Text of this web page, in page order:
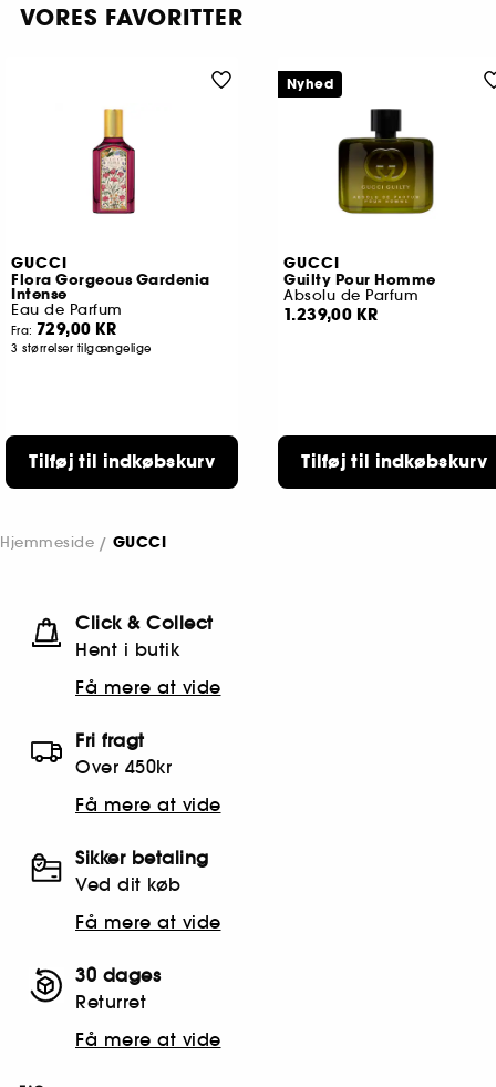
VORES FAVORITTER
GUCCI
Flora Gorgeous Gardenia
Intense
Eau de Parfum
Fra: 729,00 KR
3 størrelser tilgængelige
Tilføj til indkøbskurv
GUCCI
Guilty Pour Homme
Absolu de Parfum
1.239,00 KR
Tilføj til indkøbskurv
Nyhed
Hjemmeside GUCCI
Click & Collect
Hent i butik
Få mere at vide
Fri fragt
Over 450kr
Få mere at vide
Sikker betaling
Ved dit køb
Få mere at vide
30 dages
Returret
Få mere at vide